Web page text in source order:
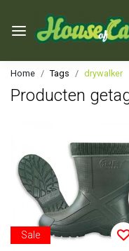
Home Tags drywalker
Producten
Sale